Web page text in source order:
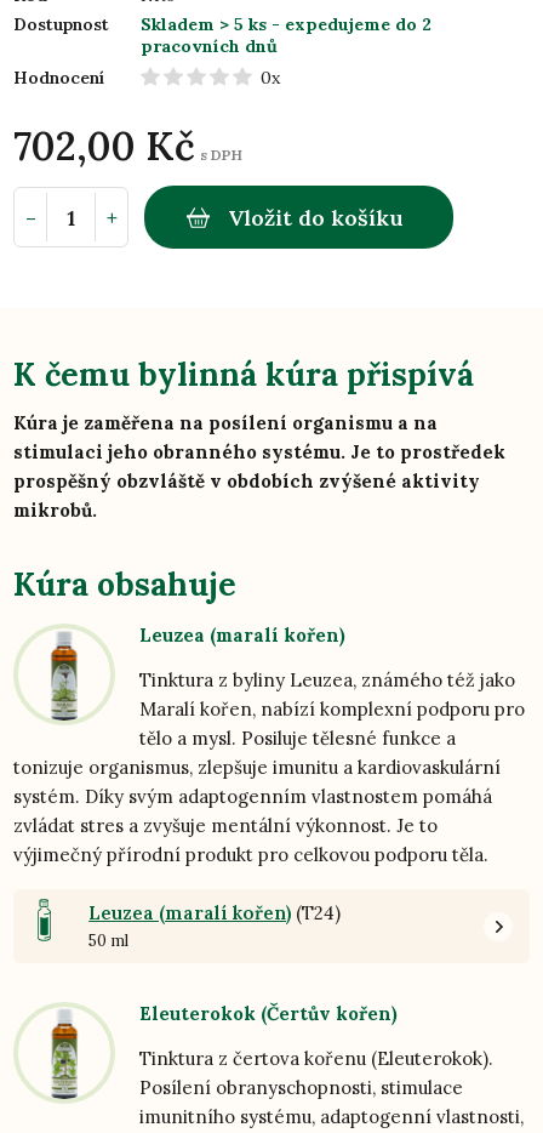
Dostupnost
Skladem > 5 ks - expedujeme do 2
pracovních dnů
Hodnocení
0x
702,00 Kč s DPH
- + Vložit do košíku
K čemu bylinná kúra přispívá
Kúra je zaměřena na posílení organismu a na
stimulaci jeho obranného systému. Je to prostředek
prospěšný obzvláště v obdobích zvýšené aktivity
mikrobů.
Kúra obsahuje
Leuzea (maralí kořen)
Tinktura z byliny Leuzea, známého též jako
Maralí kořen, nabízí komplexní podporu pro
tělo a mysl. Posiluje tělesné funkce a
tonizuje organismus, zlepšuje imunitu a kardiovaskulární
systém. Díky svým adaptogenním vlastnostem pomáhá
zvládat stres a zvyšuje mentální výkonnost. Je to
výjimečný přírodní produkt pro celkovou podporu těla.
Leuzea (maralí kořen) (T24)
50 ml
Eleuterokok (Čertův kořen)
Tinktura z čertova kořenu (Eleuterokok).
Posílení obranyschopnosti, stimulace
imunitního systému, adaptogenní vlastnosti,